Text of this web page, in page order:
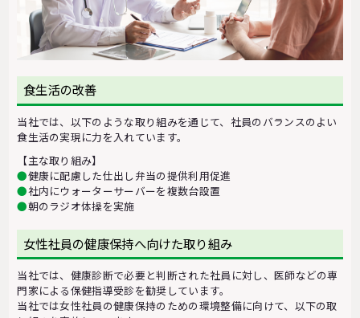
食生活の改善
当社では、以下のような取り組みを通じて、社員のバランスのよい
食生活の実現に力を入れています。
【主な取り組み】
●健康に配慮した仕出し弁当の提供利用促進
●社内にウォーターサーバーを複数台設置
●朝のラジオ体操を実施
女性社員の健康保持へ向けた取り組み
当社では、健康診断で必要と判断された社員に対し、医師などの専
門家による保健指導受診を勧奨しています。
当社では女性社員の健康保持のための環境整備に向けて、以下の取